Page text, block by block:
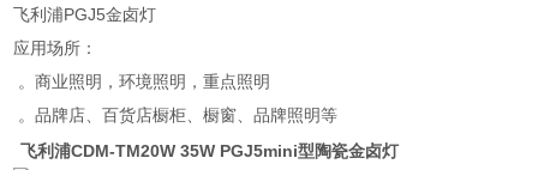
飞利浦PGJ5金卤灯
应用场所：
。商业照明，环境照明，重点照明
。品牌店、百货店橱柜、橱窗、品牌照明等
飞利浦CDM-TM20W 35W PGJ5mini型陶瓷金卤灯